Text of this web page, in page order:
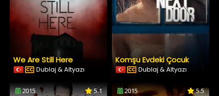
We Are Still Here
Dublaj & Altyazı
Komşu Evdeki Çocuk
Dublaj & Altyazı
2015 5.1 2015 5.5